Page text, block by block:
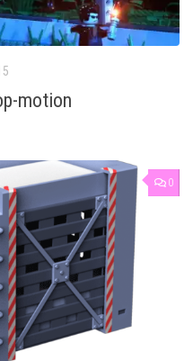
motion
0